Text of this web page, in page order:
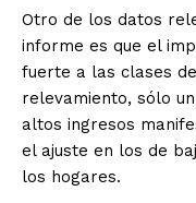
Otro de los datos
informe es que el
fuerte a las clases
relevamiento, sólo
altos ingresos
el ajuste en los de
los hogares.